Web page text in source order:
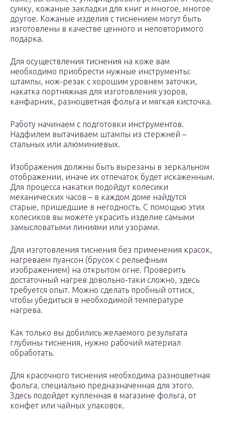
сумку, кожаные закладки для книг и многое, многое
другое. Кожаные изделия с тиснением могут быть
изготовлены в качестве ценного и неповторимого
подарка.
Для осуществления тиснения на коже вам
необходимо приобрести нужные инструменты:
штампы, нож-резак с хорошим уровнем заточки,
накатка портняжная для изготовления узоров,
канфарник, разноцветная фольга и мягкая кисточка.
Работу начинаем с подготовки инструментов.
Надфилем вытачиваем штампы из стержней –
стальных или алюминиевых.
Изображения должны быть вырезаны в зеркальном
отображении, иначе их отпечаток будет искаженным.
Для процесса накатки подойдут колесики
механических часов – в каждом доме найдутся
старые, пришедшие в негодность. С помощью этих
колесиков вы можете украсить изделие самыми
замысловатыми линиями или узорами.
Для изготовления тиснения без применения красок,
нагреваем пуансон (брусок с рельефным
изображением) на открытом огне. Проверить
достаточный нагрев довольно-таки сложно, здесь
требуется опыт. Можно сделать пробный оттиск,
чтобы убедиться в необходимой температуре
нагрева.
Как только вы добились желаемого результата
глубины тиснения, нужно рабочий материал
обработать.
Для красочного тиснения необходима разноцветная
фольга, специально предназначенная для этого.
Здесь подойдет купленная в магазине фольга, от
конфет или чайных упаковок.